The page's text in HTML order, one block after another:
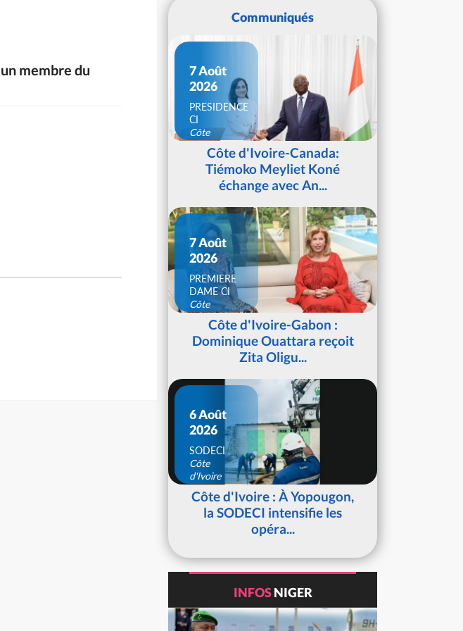
membre du
Communiqués
7 Août
2026
PRESIDENCE
CI
Côte
d'IvoireCôte d'Ivoire-Canada:
Tiémoko Meyliet Koné
échange avec An...
7 Août
2026
PREMIERE
DAME CI
Côte
d'IvoireCôte d'Ivoire-Gabon :
Dominique Ouattara reçoit
Zita Oligu...
6 Août
2026
SODECI
Côte
d'Ivoire
Côte d'Ivoire : À Yopougon,
la SODECI intensifie les
opéra...
INFOSNIGER